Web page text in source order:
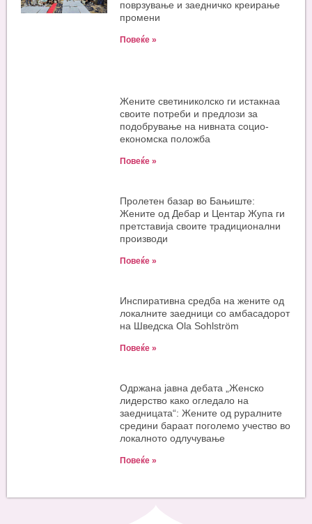
поврзување и заедничко креирање
промени
Повеќе »
Жените светиниколско ги истакнаа
своите потреби и предлози за
подобрување на нивната социо-
економска положба
Повеќе »
Пролетен базар во Бањиште:
Жените од Дебар и Центар Жупа ги
претставија своите традиционални
производи
Повеќе »
Инспиративна средба на жените од
локалните заедници со амбасадорот
на Шведска Ola Sohlström
Повеќе »
Одржана јавна дебата „Женско
лидерство како огледало на
заедницата“: Жените од руралните
средини бараат поголемо учество во
локалното одлучување
Повеќе »